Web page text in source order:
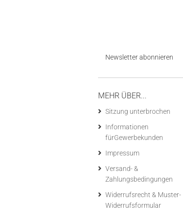
Newsletter abonnieren
MEHR ÜBER...
Sitzung unterbrochen
Informationen
fürGewerbekunden
Impressum
Versand- &
Zahlungsbedingungen
Widerrufsrecht & Muster-
Widerrufsformular